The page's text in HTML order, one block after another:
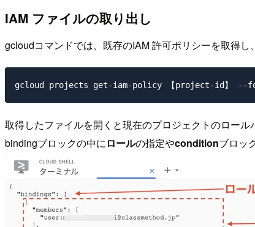
IAM ファイルの取り出し
gcloudコマンドでは、既存のIAM 許可ポリシーを取得し
取得したファイルを開くと現在のプロジェクトのロール
bindingブロックの中にロールの指定やconditionブロッ